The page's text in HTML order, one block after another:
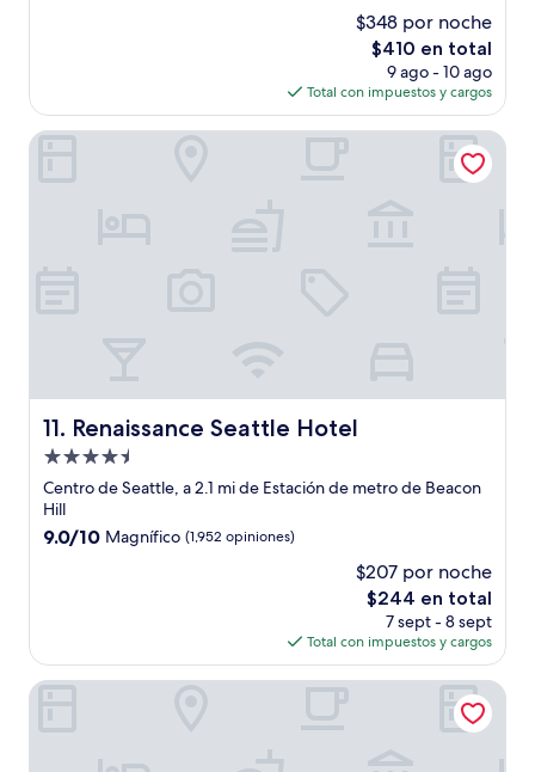
$348 por noche
El
precio
actual
es
de
$410 en total
9 ago - 10 ago
Total con impuestos y cargos
11. Renaissance Seattle Hotel
Renaissance Seattle Hotel
Propiedad
de
4.5
estrellas
Centro de Seattle, a 2.1 mi de Estación de metro de Beacon
Hill
9.0
9.0/10 Magnífico (1,952 opiniones)
$207 por noche
El
precio
actual
es
de
$244 en total
7 sept - 8 sept
Total con impuestos y cargos
Renaissance Seattle Hotel
The Belltown Inn